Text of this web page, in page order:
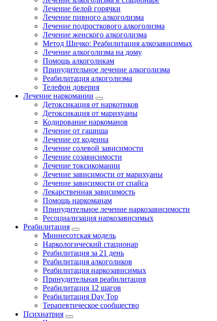
Лечение белой горячки
Лечение пивного алкоголизма
Лечение подросткового алкоголизма
Лечение женского алкоголизма
Метод Шичко: Реабилитация алкозависимых
Лечение алкоголизма на дому
Помощь алкоголикам
Принудительное лечение алкоголизма
Реабилитация алкоголизма
Телефон доверия
Лечение наркомании
Детоксикация от наркотиков
Детоксикация от марихуаны
Кодирование наркоманов
Лечение от гашиша
Лечение от кодеина
Лечение солевой зависимости
Лечение созависимости
Лечение токсикомании
Лечение зависимости от марихуаны
Лечение зависимости от спайса
Лекарственная зависимость
Помощь наркоманам
Принудительное лечение наркозависимости
Ресоциализация наркозависимых
Реабилитация
Миннесотская модель
Наркологический стационар
Реабилитация за 21 день
Реабилитация алкоголиков
Реабилитация наркозависимых
Принудительная реабилитация
Реабилитация 12 шагов
Реабилитация Day Top
Терапевтическое сообщество
Психиатрия